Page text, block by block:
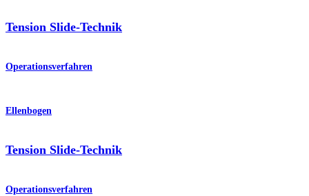
Tension Slide-Technik
Operationsverfahren
Ellenbogen
Tension Slide-Technik
Operationsverfahren